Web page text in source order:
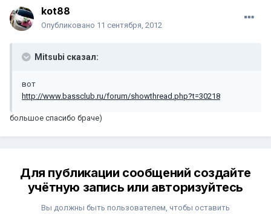
kot88
Опубликовано 11 сентября, 2012
Mitsubi сказал:
вот
http://www.bassclub.ru/forum/showthread.php?t=30218
большое спасибо браче)
Для публикации сообщений создайте
учётную запись или авторизуйтесь
Вы должны быть пользователем, чтобы оставить